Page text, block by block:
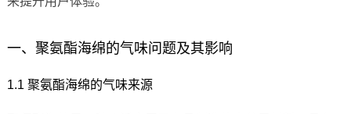
一、聚氨酯海绵的气味问题及其影响
1.1 聚氨酯海绵的气味来源